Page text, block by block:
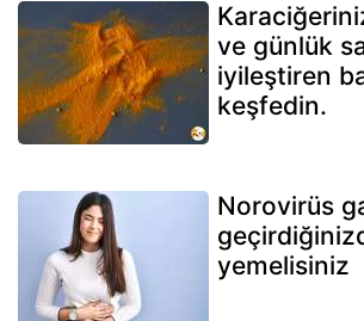
ve günlük
iyileştiren
keşfedin.
Norovirüs
yemelisiniz